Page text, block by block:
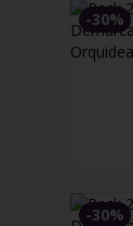
-30%
-30%